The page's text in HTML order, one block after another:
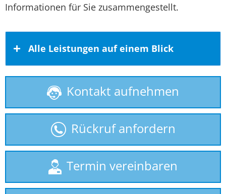
Informationen für Sie zusammengestellt.
Alle Leistungen auf einem Blick
gebrauchte Treppenlifte
Homelift
Plattformlift
Rollstuhllift
Kontakt aufnehmen
Rückruf anfordern
Termin vereinbaren